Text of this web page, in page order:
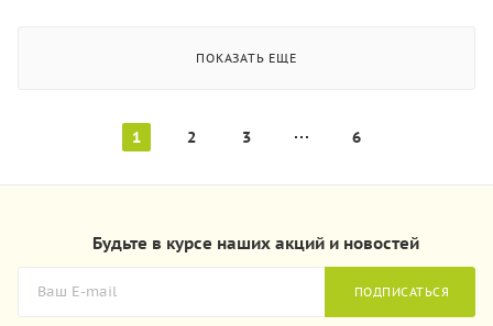
ПОКАЗАТЬ ЕЩЕ
1 2 3 6
Будьте в курсе наших акций и новостей
ПОДПИСАТЬСЯ